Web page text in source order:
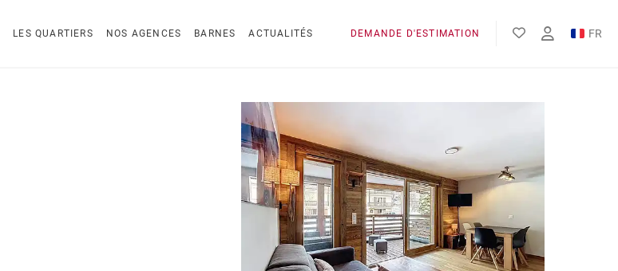
LES QUARTIERS NOS AGENCES BARNES ACTUALITÉS DEMANDE D'ESTIMATION
FR